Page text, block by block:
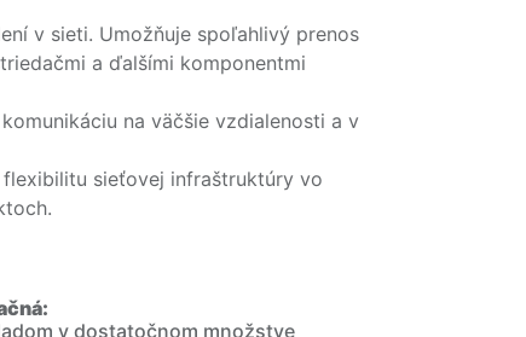
v sieti. Umožňuje spoľahlivý prenos
a ďalšími komponentmi
na väčšie vzdialenosti a v
sieťovej infraštruktúry vo
v dostatočnom množstve